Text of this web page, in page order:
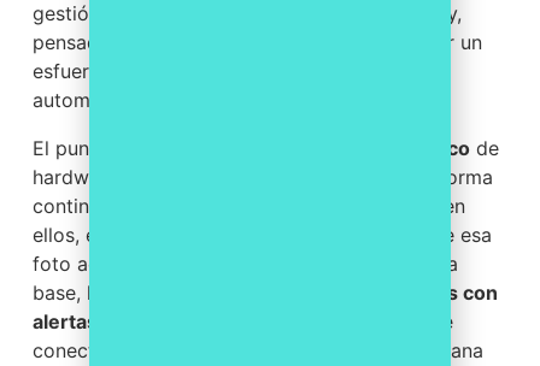
gestión del parque tecnológico de Laworatory,
pensada para que el cumplimiento deje de ser un
esfuerzo puntual y se convierta en una rutina
automatizada.
El punto de partida es el
inventario automáticode
hardware y software. Inventowry recoge de forma
continua qué dispositivos tienes y qué corre en
ellos, en Windows, macOS y Linux, y mantiene esa
foto actualizada sin trabajo manual. Sobre esa
base, la
monitorización las veinticuatro horas con
alertas
te avisa cuando algo se desvía, lo que
conecta directamente con la detección temprana